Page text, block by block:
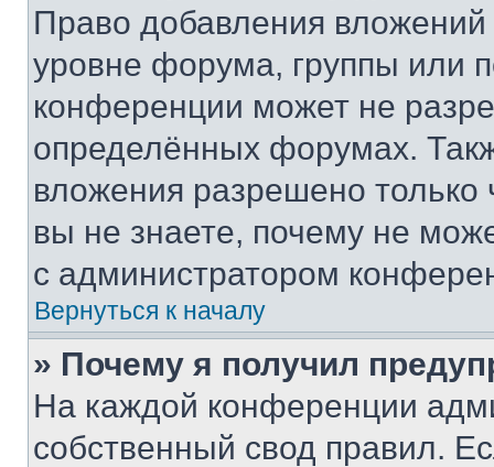
Право добавления
уровне форума, группы или
конференции может не
определённых форумах.
вложения разрешено
вы не знаете, почему не
с администратором
Вернуться к началу
» Почему я получил
На каждой конференции
собственный свод правил.